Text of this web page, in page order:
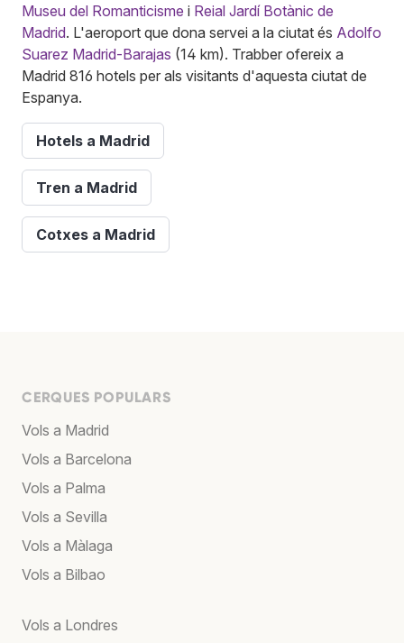
Museu del Romanticisme i Reial Jardí Botànic de
Madrid. L'aeroport que dona servei a la ciutat és Adolfo
Suarez Madrid-Barajas (14 km). Trabber ofereix a
Madrid 816 hotels per als visitants d'aquesta ciutat de
Espanya.
Hotels a Madrid
Tren a Madrid
Cotxes a Madrid
CERQUES POPULARS
Vols a Madrid
Vols a Barcelona
Vols a Palma
Vols a Sevilla
Vols a Màlaga
Vols a Bilbao
Vols a Londres